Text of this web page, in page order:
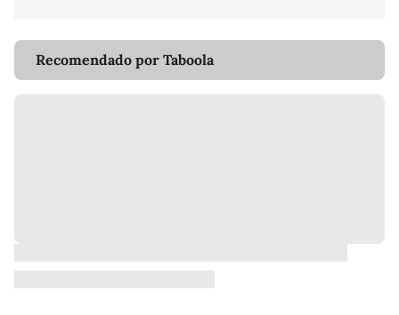
Recomendado por Taboola